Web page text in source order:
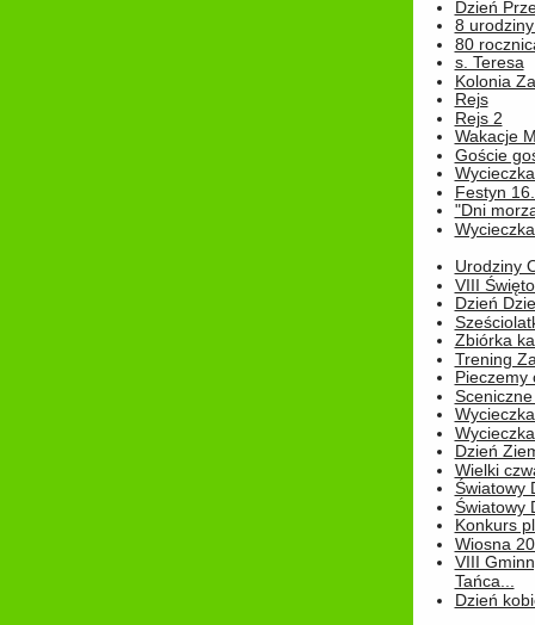
Dzień
8
80
s. Teresa
Kolonia
Rejs
Rejs 2
Wakacje
Goście
Festyn
"Dni
Urodziny
VIII
Dzień
Zbiórka
Trening
Pieczemy
Dzień
Wielki
Światowy
Światowy
Konkurs
Wiosna
VIII
Tańca...
Dzień